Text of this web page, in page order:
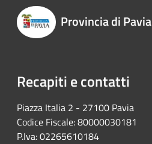
Provincia di Pavia
Recapiti e contatti
Piazza Italia 2 - 27100 Pavia
Codice Fiscale: 80000030181
P.Iva: 02265610184